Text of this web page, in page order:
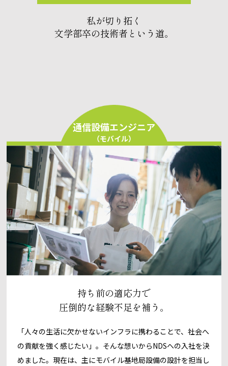
私が切り拓く
文学部卒の技術者という道。
通信設備エンジニア
（モバイル）
持ち前の適応力で
圧倒的な経験不足を補う。
「人々の生活に欠かせないインフラに携わることで、社会へ
の貢献を強く感じたい」。そんな想いからNDSへの入社を決
めました。現在は、主にモバイル基地局設備の設計を担当し